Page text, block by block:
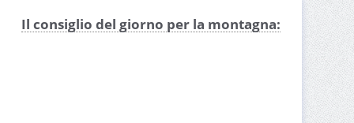
Il consiglio del giorno per la montagna: